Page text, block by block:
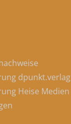
dpunkt.verlag
Heise Medien